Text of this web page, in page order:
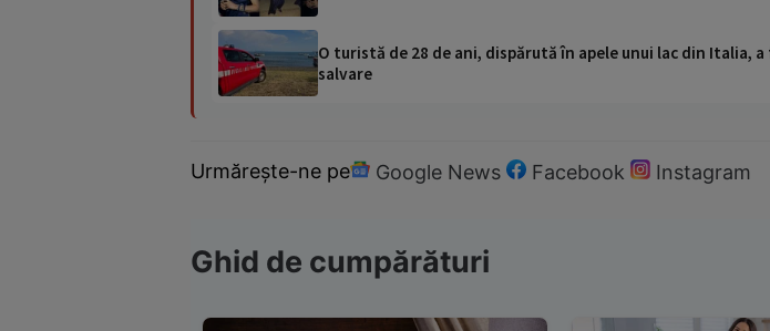
O turistă de 28 de ani, dispărută în apele unui lac din Italia,
salvare
Urmărește-ne pe Google News Facebook Instagram
Ghid de cumpărături